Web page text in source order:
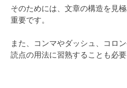
そのためには、文章の構造を見
重要です。
また、コンマやダッシュ、コロ
読点の用法に習熟することも必要